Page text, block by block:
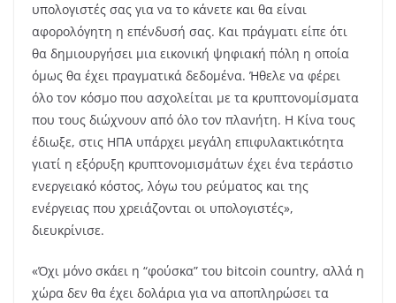
υπολογιστές σας για να το κάνετε και θα είναι
αφορολόγητη η επένδυσή σας. Και πράγματι είπε ότι
θα δημιουργήσει μια εικονική ψηφιακή πόλη η οποία
όμως θα έχει πραγματικά δεδομένα. Ήθελε να φέρει
όλο τον κόσμο που ασχολείται με τα κρυπτονομίσματα
που τους διώχνουν από όλο τον πλανήτη. Η Κίνα τους
έδιωξε, στις ΗΠΑ υπάρχει μεγάλη επιφυλακτικότητα
γιατί η εξόρυξη κρυπτονομισμάτων έχει ένα τεράστιο
ενεργειακό κόστος, λόγω του ρεύματος και της
ενέργειας που χρειάζονται οι υπολογιστές»,
διευκρίνισε.
«Όχι μόνο σκάει η “φούσκα” του bitcoin country, αλλά η
χώρα δεν θα έχει δολάρια για να αποπληρώσει τα